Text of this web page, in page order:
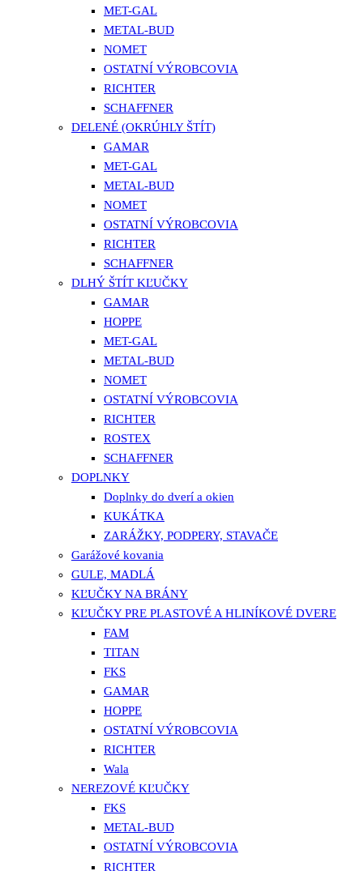
MET-GAL
METAL-BUD
NOMET
OSTATNÍ VÝROBCOVIA
RICHTER
SCHAFFNER
DELENÉ (OKRÚHLY ŠTÍT)
GAMAR
MET-GAL
METAL-BUD
NOMET
OSTATNÍ VÝROBCOVIA
RICHTER
SCHAFFNER
DLHÝ ŠTÍT KĽUČKY
GAMAR
HOPPE
MET-GAL
METAL-BUD
NOMET
OSTATNÍ VÝROBCOVIA
RICHTER
ROSTEX
SCHAFFNER
DOPLNKY
Doplnky do dverí a okien
KUKÁTKA
ZARÁŽKY, PODPERY, STAVAČE
Garážové kovania
GULE, MADLÁ
KĽUČKY NA BRÁNY
KĽUČKY PRE PLASTOVÉ A HLINÍKOVÉ DVERE
FAM
TITAN
FKS
GAMAR
HOPPE
OSTATNÍ VÝROBCOVIA
RICHTER
Wala
NEREZOVÉ KĽUČKY
FKS
METAL-BUD
OSTATNÍ VÝROBCOVIA
RICHTER